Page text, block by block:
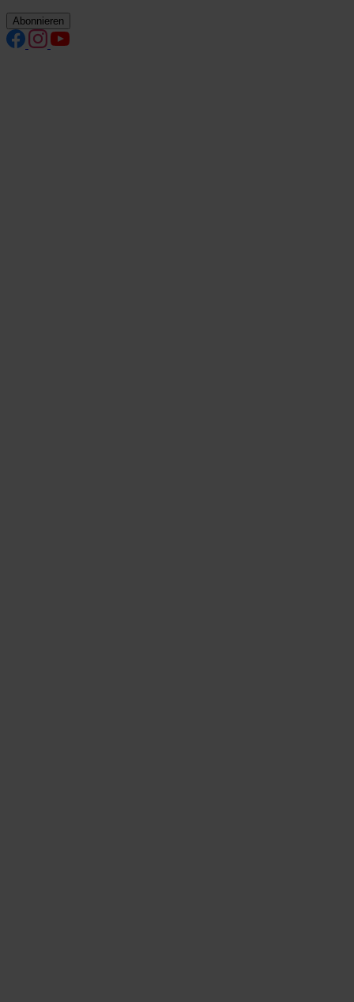
Abonnieren